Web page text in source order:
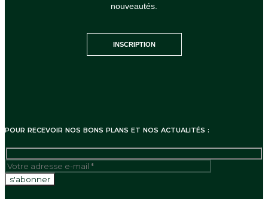
nouveautés.
INSCRIPTION
POUR RECEVOIR NOS BONS PLANS ET NOS ACTUALITÉS :